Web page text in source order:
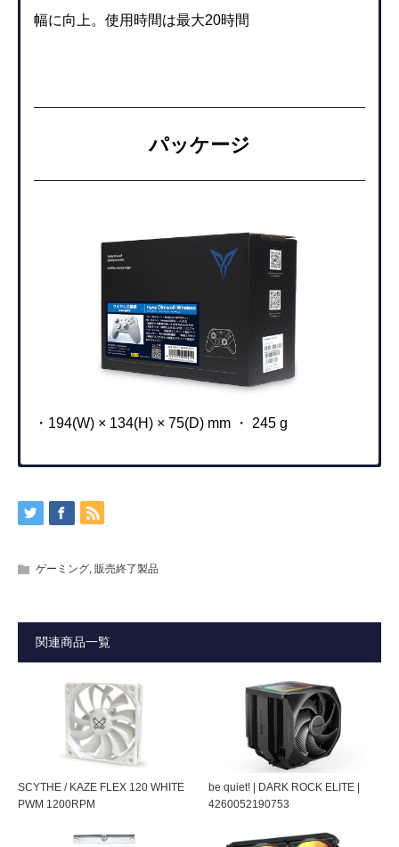
幅に向上。使用時間は最大20時間
パッケージ
・194(W) × 134(H) × 75(D) mm ・ 245 g
本体サイズ・重量
接続（PC）
ル、Bluetooth5.0(X-INPUTのみ）
接続（Switch™） 有線（ドッグ経由）Bluetooth5.0
接続（スマートフ
ご注意ください
・Nintendo Switch ™ の各種ボタン設定のカスタマイズに
はWindows PCが必要です。有線接続もしくはUSBドング
ル接続にてアプリにアクセスしてください。
・A / B / X / Yのボタン配列はNintendo Switch ™ のボタン
配置と異なり、XBOX準拠となります。
・PCへの接続（PDF:852KB）
※Wi-Fi環境での閲覧を推奨致します。
PC
Flydigi PC Space※ V2.5.7.8 をダウンロードしてくださ
い。（2023/09現在）
App Store – Flydigi game Center
Android
Google play – Flydigi Game Center
ゲーミング 販売終了製品
関連商品一覧
SCYTHE / KAZE FLEX 120 WHITE
PWM 1200RPM
be quiet! | DARK ROCK ELITE |
4260052190753